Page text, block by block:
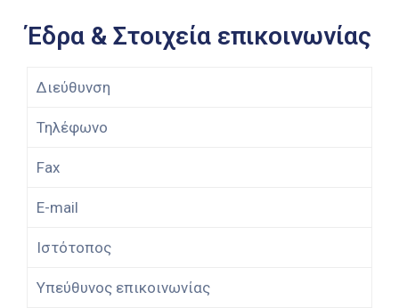
Έδρα & Στοιχεία επικοινωνίας
Διεύθυνση
Τηλέφωνο
Fax
E-mail
Ιστότοπος
Υπεύθυνος επικοινωνίας